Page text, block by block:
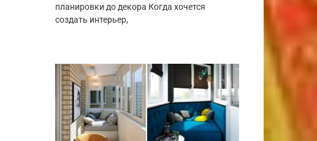
планировки до декора Когда хочется
создать интерьер,